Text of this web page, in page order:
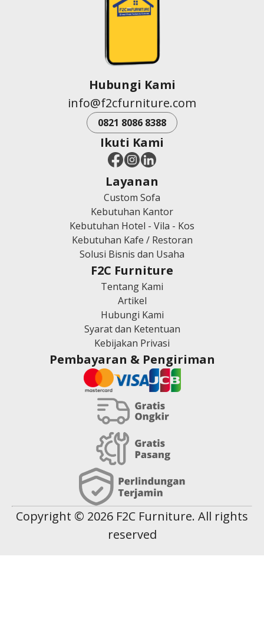
Hubungi Kami
0821 8086 8388
Ikuti Kami
Layanan
Custom Sofa
Kebutuhan Kantor
Kebutuhan Hotel - Vila - Kos
Kebutuhan Kafe / Restoran
Solusi Bisnis dan Usaha
F2C Furniture
Tentang Kami
Artikel
Hubungi Kami
Syarat dan Ketentuan
Kebijakan Privasi
Pembayaran & Pengiriman
Copyright © 2026 F2C Furniture. All rights reserved